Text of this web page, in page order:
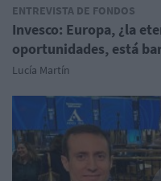
ENTREVISTA DE FONDOS
Invesco: Europa, ¿la
oportunidades, está
Lucía Martín